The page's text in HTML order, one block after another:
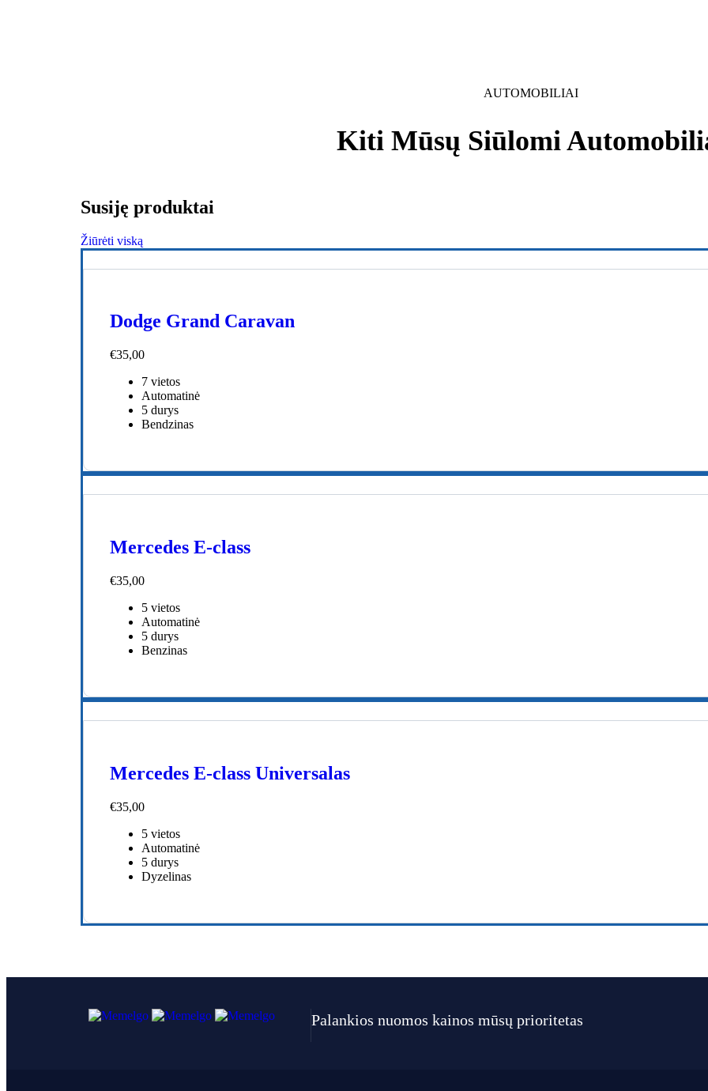
AUTOMOBILIAI
Kiti Mūsų Siūlomi
Susiję produktai
Žiūrėti viską
Dodge Grand Caravan
€35,00
7 vietos
Automatinė
5 durys
Bendzinas
Mercedes E-class
€35,00
5 vietos
Automatinė
5 durys
Benzinas
Mercedes E-class Universalas
€35,00
5 vietos
Automatinė
5 durys
Dyzelinas
Palankios nuomos kainos mūsų prioritetas